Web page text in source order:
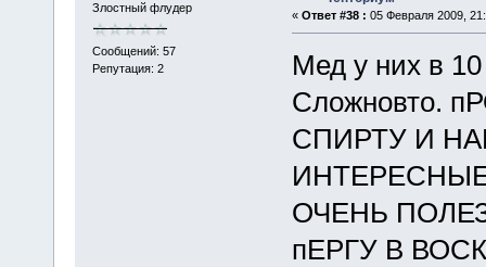
Злостный флудер
Сообщений: 57
Репутация: 2
« Ответ #38 : 05 Февраля 2009,
Мед у них в
Сложновто.
СПИРТУ И
ИНТЕРЕСНЫЕ
ОЧЕНЬ
пЕРГУ В